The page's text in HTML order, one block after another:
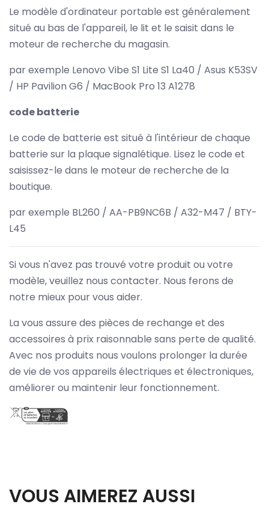
Le modèle d'ordinateur portable est généralement
situé au bas de l'appareil, le lit et le saisit dans le
moteur de recherche du magasin.
par exemple Lenovo Vibe S1 Lite S1 La40 / Asus K53SV
/ HP Pavilion G6 / MacBook Pro 13 A1278
code batterie
Le code de batterie est situé à l'intérieur de chaque
batterie sur la plaque signalétique. Lisez le code et
saisissez-le dans le moteur de recherche de la
boutique.
par exemple BL260 / AA-PB9NC6B / A32-M47 / BTY-
L45
Si vous n'avez pas trouvé votre produit ou votre
modèle, veuillez nous contacter. Nous ferons de
notre mieux pour vous aider.
La vous assure des pièces de rechange et des
accessoires à prix raisonnable sans perte de qualité.
Avec nos produits nous voulons prolonger la durée
de vie de vos appareils électriques et électroniques,
améliorer ou maintenir leur fonctionnement.
VOUS AIMEREZ AUSSI